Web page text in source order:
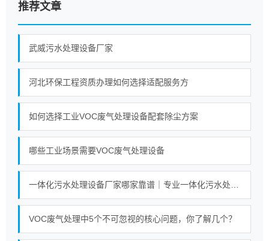
推荐文章
武威污水处理设备厂家
河北环保工程资质办理如何选择适配服务方
如何选择工业VOC废气处理设备配套除尘方案
哪些工业场景需要VOC废气处理设备
VOC废气处理中5个不可忽视的核心问题，你了解几个？